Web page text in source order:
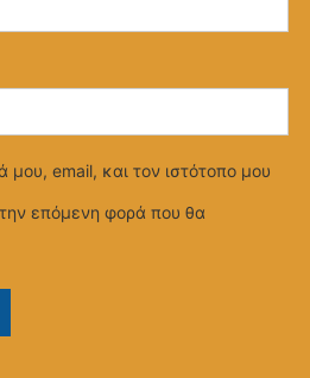
email, και τον ιστότοπο μου
επόμενη φορά που θα